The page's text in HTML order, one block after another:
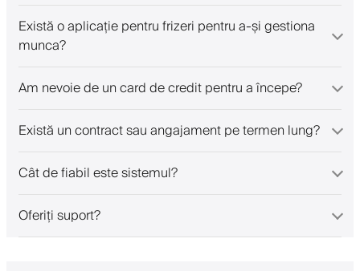
Există o aplicație pentru frizeri pentru a-și gestiona
munca?
Am nevoie de un card de credit pentru a începe?
Există un contract sau angajament pe termen lung?
Cât de fiabil este sistemul?
Oferiți suport?